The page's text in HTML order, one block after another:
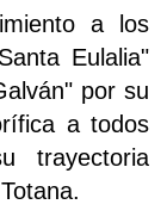
a los
Eulalia"
por su
a todos
trayectoria